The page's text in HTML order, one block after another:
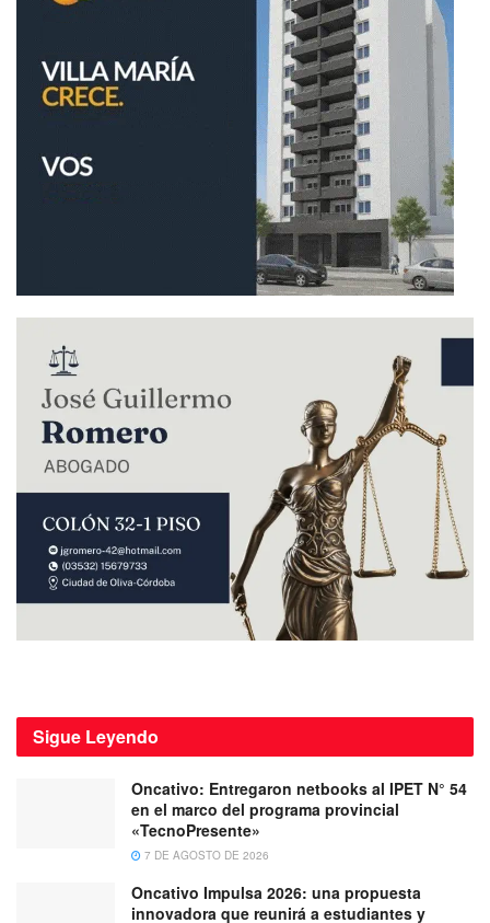
Sigue Leyendo
Oncativo: Entregaron netbooks al IPET N° 54
en el marco del programa provincial
«TecnoPresente»
7 DE AGOSTO DE 2026
Oncativo Impulsa 2026: una propuesta
innovadora que reunirá a estudiantes y